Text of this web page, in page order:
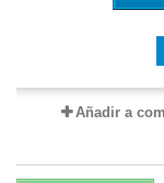
Añadir a